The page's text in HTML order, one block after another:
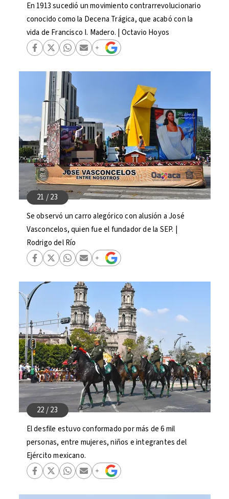
En 1913 sucedió un movimiento contrarrevolucionario
conocido como la Decena Trágica, que acabó con la
vida de Francisco I. Madero. | Octavio Hoyos
Se observó un carro alegórico con alusión a José
Vasconcelos, quien fue el fundador de la SEP. |
Rodrigo del Río
El desfile estuvo conformado por más de 6 mil
personas, entre mujeres, niños e integrantes del
Ejército mexicano.